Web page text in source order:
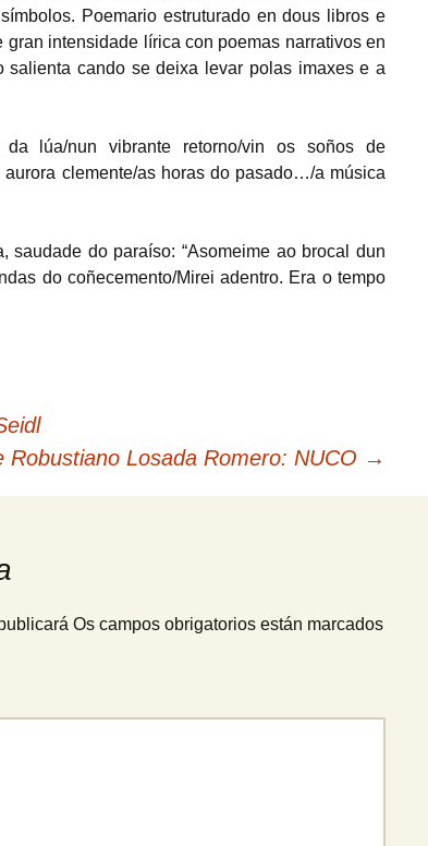
Poemario estruturado en dous libros e
gran intensidade lírica con poemas narrativos en
salienta cando se deixa levar polas imaxes e a
lúa/nun vibrante retorno/vin os soños de
clemente/as horas do pasado…/a música
saudade do paraíso: “Asomeime ao brocal dun
do coñecemento/Mirei adentro. Era o tempo
Robustiano Losada Romero: NUCO →
Os campos obrigatorios están marcados